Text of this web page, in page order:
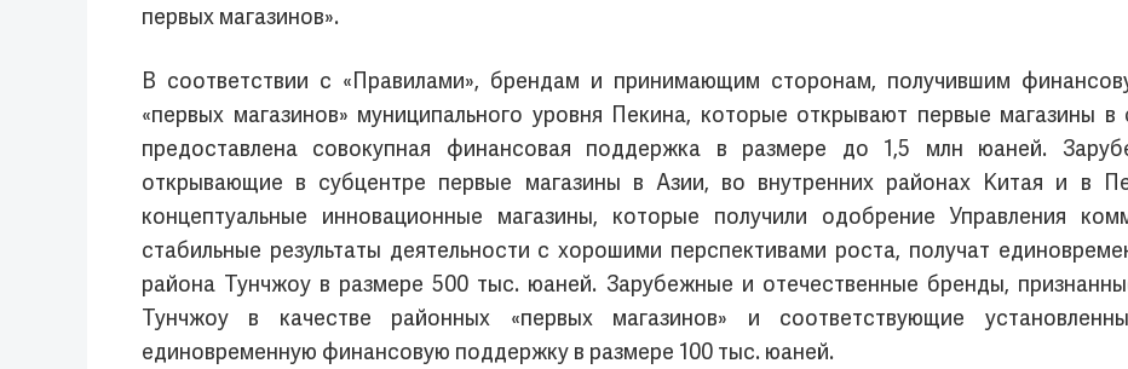
первых магазинов».
В соответствии с «Правилами», брендам и принимающим сторонам, получившим
«первых магазинов» муниципального уровня Пекина, которые открывают первые магазины
предоставлена совокупная финансовая поддержка в размере до 1,5 млн юаней.
открывающие в субцентре первые магазины в Азии, во внутренних районах Китая и в
концептуальные инновационные магазины, которые получили одобрение Управления
стабильные результаты деятельности с хорошими перспективами роста, получат
района Тунчжоу в размере 500 тыс. юаней. Зарубежные и отечественные бренды,
Тунчжоу в качестве районных «первых магазинов» и соответствующие
единовременную финансовую поддержку в размере 100 тыс. юаней.